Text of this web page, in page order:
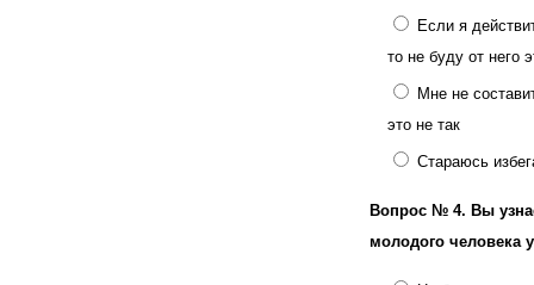
Если я
то не буду от него
Мне не
это не так
Стараюсь
Вопрос № 4. Вы
молодого человека